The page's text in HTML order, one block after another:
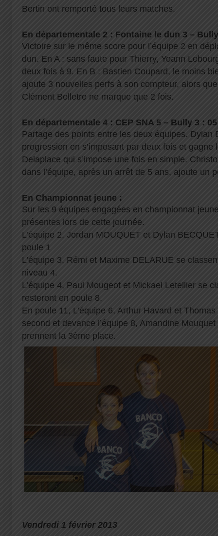
Bertin ont remporté tous leurs matches.
En départementale 2 : Fontaine le dun 3 –
Victoire sur le même score pour l’équipe 2 en
dun. En A : sans faute pour Thierry, Yoann
deux fois à 9. En B : Bastien Coupard, le moins
ajoute 3 nouvelles perfs à son compteur, alors
Clément Belletre ne marque que 2 fois.
En départementale 4 : CEP SNA 5 – Bully 3 :
Partage des points entre les deux équipes. Dylan
progression en s’imposant par deux fois et gagne
Delaplace qui s’impose une fois en simple.
dans l’équipe, après un arrêt de 5 ans, ajoute un
En Championnat jeune :
Sur les 9 équipes engagées en championnat
présentes lors de cette journée.
L’équipe 2, Jordan MOUQUET et Dylan
poule 1
L’équipe 3, Rémi et Maxime DELARUE se
niveau 4.
L’équipe 4, Paul Mougeot et Mickael Letellier se
resteront en poule 8.
En poule 11, L’équipe 6, Arthur Havard et
second et devance l’équipe 8, Amandine
prennent la 3ème place.
Vendredi 1 février 2013